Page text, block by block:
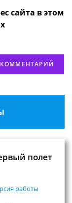
сайта в этом
полет
работы